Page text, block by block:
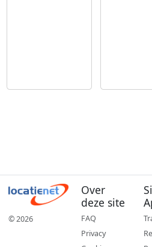
© 2026
Over
deze site
FAQ
Privacy